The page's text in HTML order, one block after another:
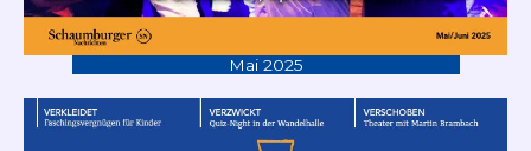
Mai 2025